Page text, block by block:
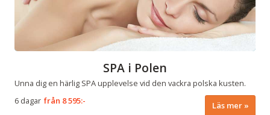
SPA i Polen
Unna dig en härlig SPA upplevelse vid den vackra polska kusten.
6 dagar från 8 595:- Läs mer